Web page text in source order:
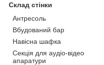
Склад стінки
Антресоль
Вбудований бар
Навісна шафка
Секція для аудіо-відео
апаратури